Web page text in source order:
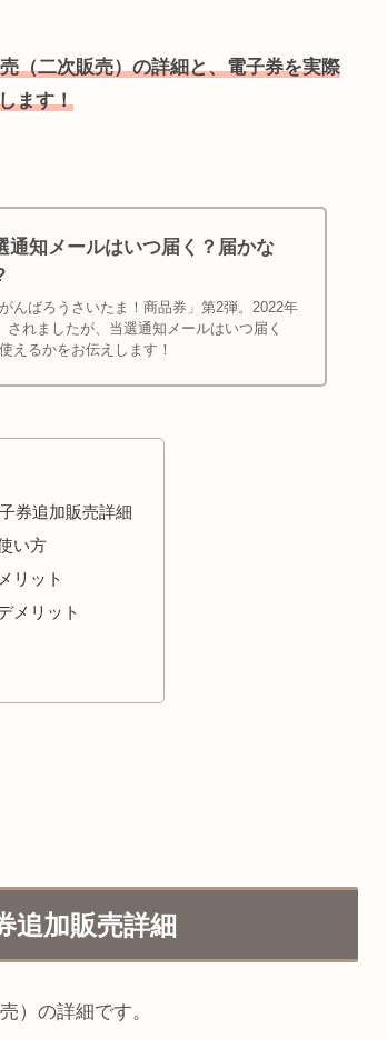
（二次販売）の詳細と、電子券を実際
ます！
通知メールはいつ届く？届かな
んばろうさいたま！商品券」第2弾。2022年
れましたが、当選通知メールはいつ届く
えるかをお伝えします！
券追加販売詳細
い方
リット
メリット
追加販売詳細
）の詳細です。